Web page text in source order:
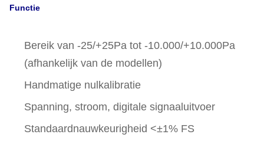
Functie
Bereik van -25/+25Pa tot -10.000/+10.000Pa
(afhankelijk van de modellen)
Handmatige nulkalibratie
Spanning, stroom, digitale signaaluitvoer
Standaardnauwkeurigheid <±1% FS